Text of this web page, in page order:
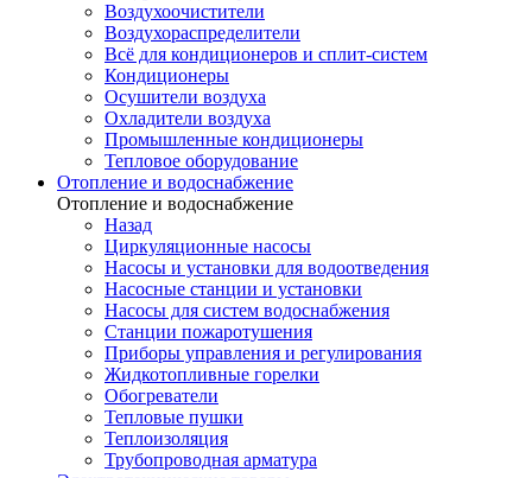
Воздухоочистители
Воздухораспределители
Всё для кондиционеров и сплит-систем
Кондиционеры
Осушители воздуха
Охладители воздуха
Промышленные кондиционеры
Тепловое оборудование
Отопление и водоснабжение
Отопление и водоснабжение
Назад
Циркуляционные насосы
Насосы и установки для водоотведения
Насосные станции и установки
Насосы для систем водоснабжения
Станции пожаротушения
Приборы управления и регулирования
Жидкотопливные горелки
Обогреватели
Тепловые пушки
Теплоизоляция
Трубопроводная арматура